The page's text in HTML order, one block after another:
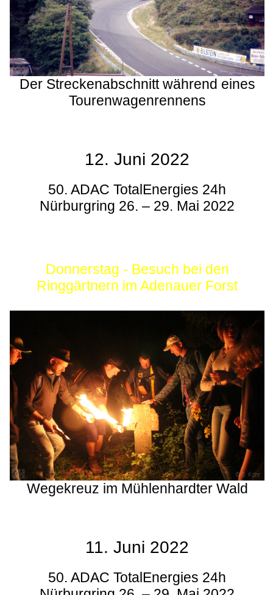
Der Streckenabschnitt während eines
Tourenwagenrennens
12. Juni 2022
50. ADAC TotalEnergies 24h
Nürburgring 26. – 29. Mai 2022
Donnerstag - Besuch bei den
Ringgärtnern im Adenauer Forst
Wegekreuz im Mühlenhardter Wald
11. Juni 2022
50. ADAC TotalEnergies 24h